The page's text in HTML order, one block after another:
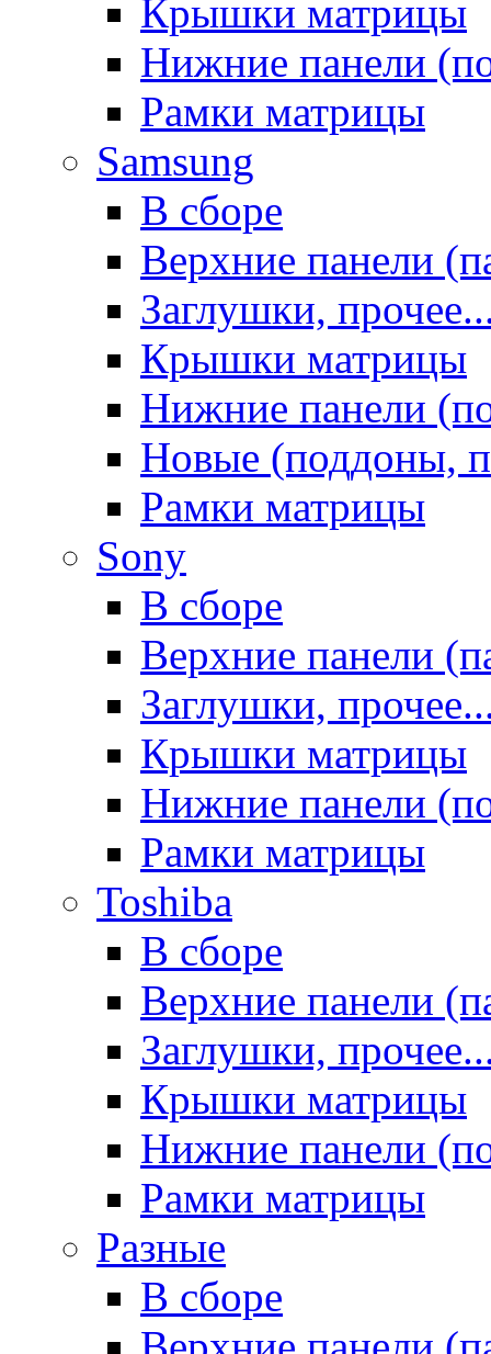
Крышки матрицы
Нижние панели
Рамки матрицы
Samsung
В сборе
Верхние панели
Заглушки,
Крышки матрицы
Нижние панели
Новые (поддоны,
Рамки матрицы
Sony
В сборе
Верхние панели
Заглушки,
Крышки матрицы
Нижние панели
Рамки матрицы
Toshiba
В сборе
Верхние панели
Заглушки,
Крышки матрицы
Нижние панели
Рамки матрицы
Разные
В сборе